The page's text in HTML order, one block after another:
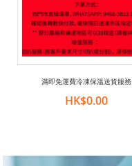
滿即免運費冷凍保溫送貨服務
HK$0.00